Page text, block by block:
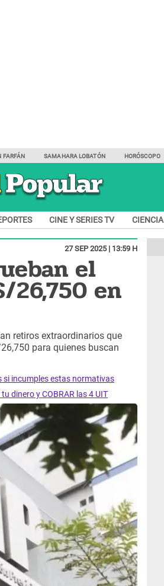
FARFÁN SAMAHARA LOBATÓN HORÓSCOPO
CINE Y SERIES TV CIENCIA
27 SEP 2025 | 13:59 H
el
26,750 en
retiros extraordinarios que
para quienes buscan
si incumples estas normativas
dinero y COBRAR las 4 UIT